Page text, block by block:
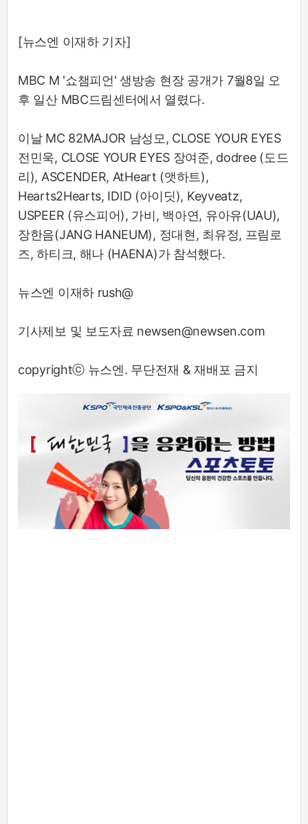
[뉴스엔 이재하 기자]
MBC M '쇼챔피언' 생방송 현장 공개가 7월8일 오
후 일산 MBC드림센터에서 열렸다.
이날 MC 82MAJOR 남성모, CLOSE YOUR EYES
전민욱, CLOSE YOUR EYES 장여준, dodree (도드
리), ASCENDER, AtHeart (앳하트),
Hearts2Hearts, IDID (아이딧), Keyveatz,
USPEER (유스피어), 가비, 백아연, 유아유(UAU),
장한음(JANG HANEUM), 정대현, 최유정, 프림로
즈, 하티크, 해나 (HAENA)가 참석했다.
뉴스엔 이재하 rush@
기사제보 및 보도자료 newsen@newsen.com
copyrightⓒ 뉴스엔. 무단전재 & 재배포 금지